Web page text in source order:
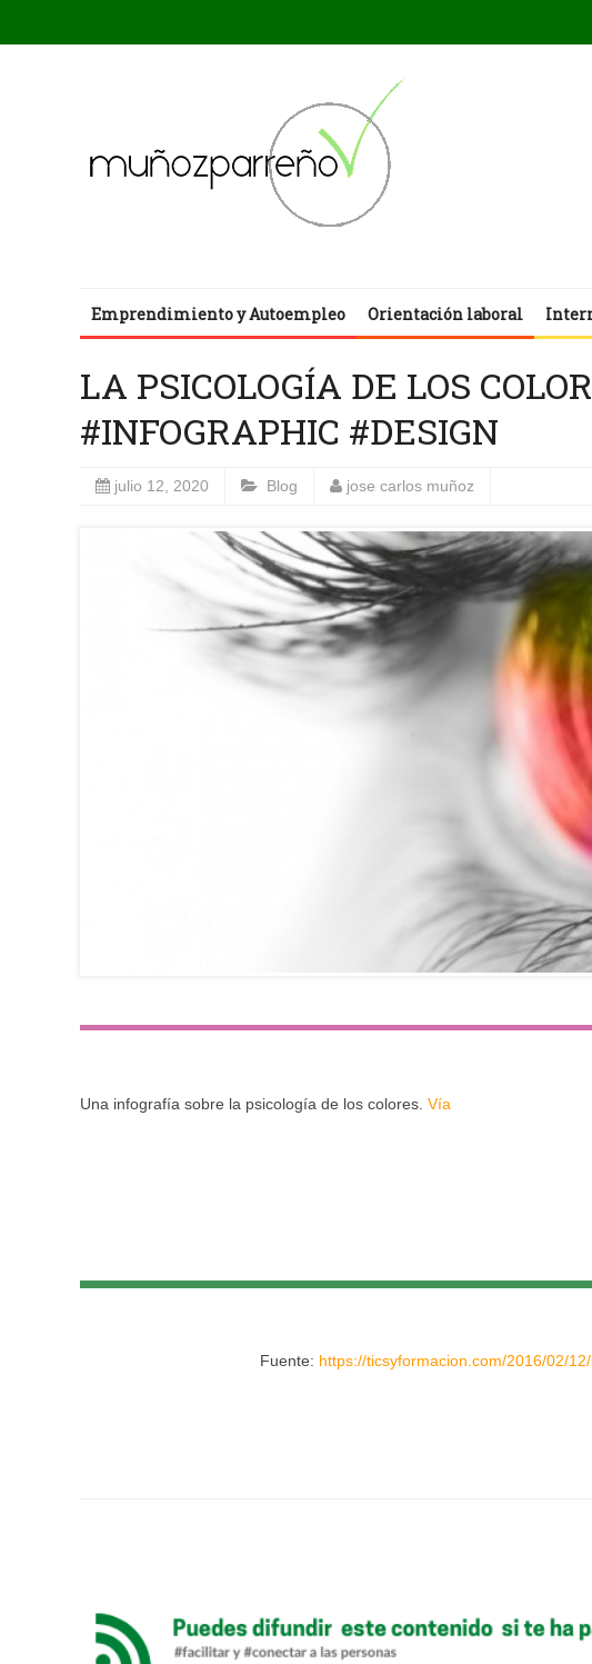
Emprendimiento y Autoempleo Orientación laboral
LA PSICOLOGÍA DE LOS
#INFOGRAPHIC #DESIGN
julio 12, 2020 Blog jose carlos muñoz
Una infografía sobre la psicología de los colores. Vía
Fuente: https://ticsyformacion.com/2016/02/